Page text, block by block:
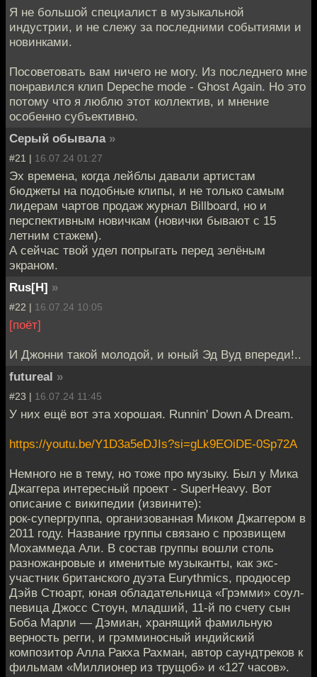
Я не большой специалист в музыкальной
индустрии, и не слежу за последними событиями и
новинками.
Посоветовать вам ничего не могу. Из последнего мне
понравился клип Depeche mode - Ghost Again. Но это
потому что я люблю этот коллектив, и мнение
особенно субъективно.
Серый обывала »
#21 | 16.07.24 01:27
Эх времена, когда лейблы давали артистам
бюджеты на подобные клипы, и не только самым
лидерам чартов продаж журнал Billboard, но и
перспективным новичкам (новички бывают с 15
летним стажем).
А сейчас твой удел попрыгать перед зелёным
экраном.
Rus[H] »
#22 | 16.07.24 10:05
[поёт]
И Джонни такой молодой, и юный Эд Вуд впереди!..
futureal »
#23 | 16.07.24 11:45
У них ещё вот эта хорошая. Runnin' Down A Dream.
https://youtu.be/Y1D3a5eDJIs?si=gLk9EOiDE-0Sp72A
Немного не в тему, но тоже про музыку. Был у Мика
Джаггера интересный проект - SuperHeavy. Вот
описание с википедии (извините):
рок-супергруппа, организованная Миком Джаггером в
2011 году. Название группы связано с прозвищем
Мохаммеда Али. В состав группы вошли столь
разножанровые и именитые музыканты, как экс-
участник британского дуэта Eurythmics, продюсер
Дэйв Стюарт, юная обладательница «Грэмми» соул-
певица Джосс Стоун, младший, 11-й по счету сын
Боба Марли — Дэмиан, хранящий фамильную
верность регги, и грэмминосный индийский
композитор Алла Ракха Рахман, автор саундтреков к
фильмам «Миллионер из трущоб» и «127 часов».